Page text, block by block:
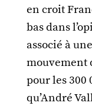
en croit
bas dans
associé à
mouvement
pour les 300
qu’André